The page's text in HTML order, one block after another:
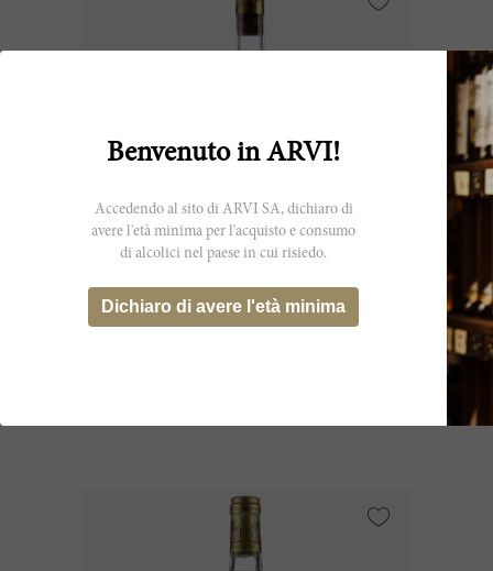
75cl
Rayne Vigneau 1962
Benvenuto in ARVI!
Accedendo al sito di ARVI SA, dichiaro di
avere l'età minima per l'acquisto e consumo
di alcolici nel paese in cui risiedo.
Dichiaro di avere l'età minima